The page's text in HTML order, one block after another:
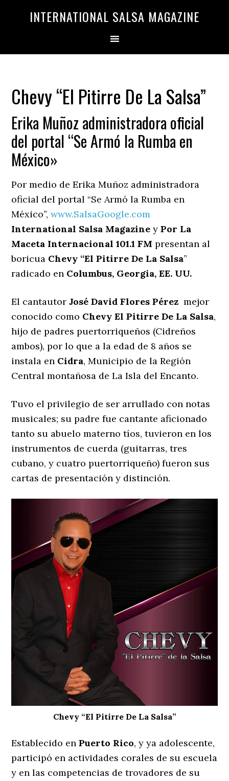
INTERNATIONAL SALSA MAGAZINE
Chevy “El Pitirre De La Salsa”
Erika Muñoz administradora oficial
del portal “Se Armó la Rumba en
México»
Por medio de Erika Muñoz administradora
oficial del portal “Se Armó la Rumba en
México”,www.SalsaGoogle.com
International Salsa Magazine yPor La
Maceta Internacional 101.1 FM presentan al
boricua Chevy “El Pitirre De La Salsa”
radicado en Columbus, Georgia, EE. UU.
El cantautorJosé David Flores Pérezmejor
conocido como Chevy El Pitirre De La Salsa,
hijo de padres puertorriqueños (Cidreños
ambos), por lo que a la edad de 8 años se
instala en Cidra, Municipio de la Región
Central montañosa de La Isla del Encanto.
Tuvo el privilegio de ser arrullado con notas
musicales; su padre fue cantante aficionado
tanto su abuelo materno tíos, tuvieron en los
instrumentos de cuerda (guitarras, tres
cubano, y cuatro puertorriqueño) fueron sus
cartas de presentación y distinción.
Chevy “El Pitirre De La Salsa”
Establecido enPuerto Rico, y ya adolescente,
participó en actividades corales de su escuela
y en las competencias de trovadores de su